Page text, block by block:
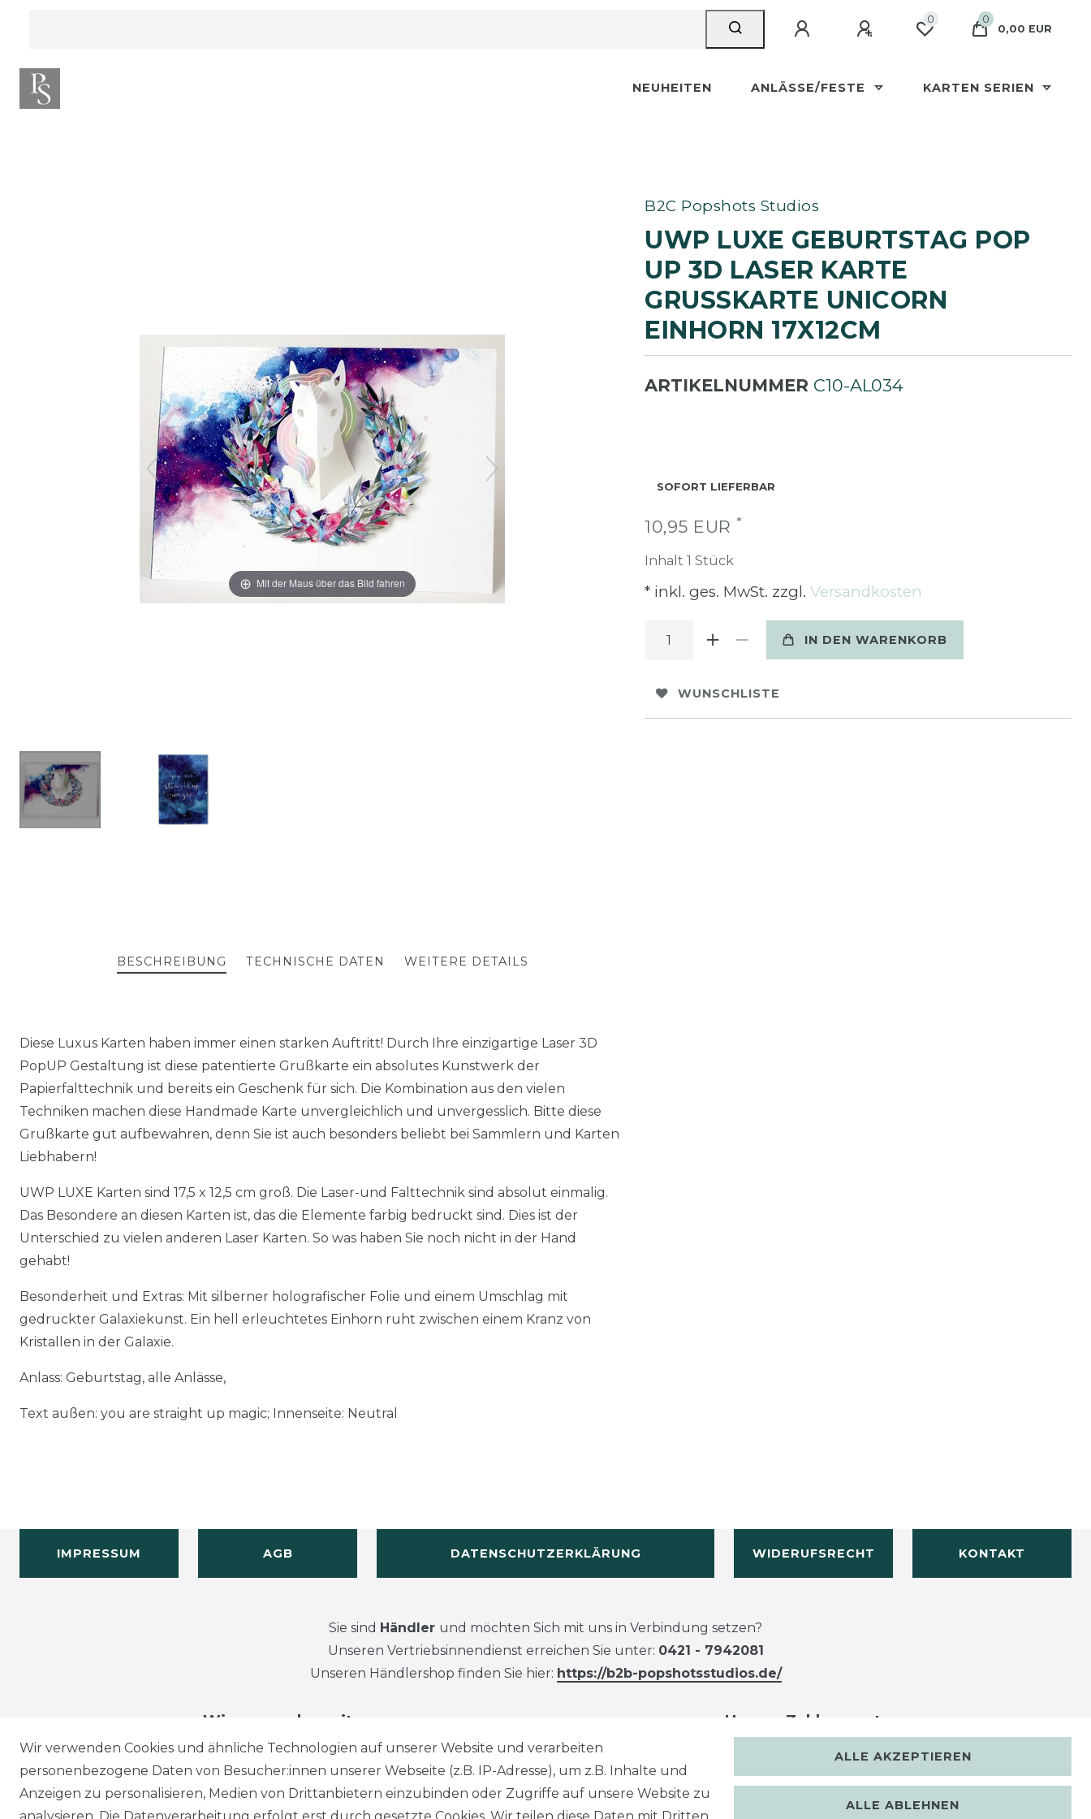
0
0
0,00 EUR
NEUHEITEN ANLÄSSE/FESTE KARTEN SERIEN
Mit der Maus über das Bild fahren
B2C Popshots Studios
UWP LUXE GEBURTSTAG POP
UP 3D LASER KARTE
GRUSSKARTE UNICORN E
INHORN 17X12CM
ARTIKELNUMMER C10-AL034
SOFORT LIEFERBAR
10,95 EUR *
Inhalt 1 Stück
* inkl. ges. MwSt. zzgl. Versandkosten
IN DEN WARENKORB
WUNSCHLISTE
BESCHREIBUNG TECHNISCHE DATEN WEITERE DETAILS
Diese Luxus Karten haben immer einen starken Auftritt! Durch Ihre einzigartige Laser 3D
PopUP Gestaltung ist diese patentierte Grußkarte ein absolutes Kunstwerk der
Papierfalttechnik und bereits ein Geschenk für sich. Die Kombination aus den vielen
Techniken machen diese Handmade Karte unvergleichlich und unvergesslich. Bitte diese
Grußkarte gut aufbewahren, denn Sie ist auch besonders beliebt bei Sammlern und Karten
Liebhabern!
UWP LUXE Karten sind 17,5 x 12,5 cm groß. Die Laser-und Falttechnik sind absolut einmalig.
Das Besondere an diesen Karten ist, das die Elemente farbig bedruckt sind. Dies ist der
Unterschied zu vielen anderen Laser Karten. So was haben Sie noch nicht in der Hand
gehabt!
Besonderheit und Extras: Mit silberner holografischer Folie und einem Umschlag mit
gedruckter Galaxiekunst. Ein hell erleuchtetes Einhorn ruht zwischen einem Kranz von
Kristallen in der Galaxie.
Anlass: Geburtstag, alle Anlässe,
Text außen: you are straight up magic; Innenseite: Neutral
IMPRESSUM AGB DATENSCHUTZERKLÄRUNG WIDERUFSRECHT KONTAKT
Sie sind Händler und möchten Sich mit uns in Verbindung setzen?
Unseren Vertriebsinnendienst erreichen Sie unter: 0421 - 7942081
Unseren Händlershop finden Sie hier: https://b2b-popshotsstudios.de/
Wir versenden mit Unsere Zahlungsarten
Wir verwenden Cookies und ähnliche Technologien auf unserer Website und verarbeiten
personenbezogene Daten von Besucher:innen unserer Webseite (z.B. IP-Adresse), um z.B. Inhalte und
Anzeigen zu personalisieren, Medien von Drittanbietern einzubinden oder Zugriffe auf unsere Website zu
ALLE AKZEPTIEREN
ALLE ABLEHNEN